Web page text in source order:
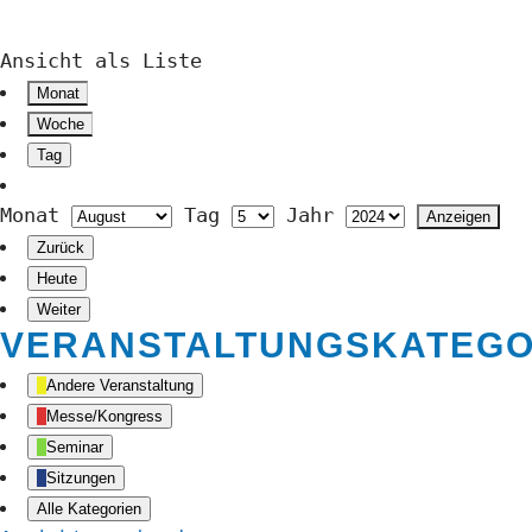
Ansicht als Liste
Monat
Woche
Tag
Monat Tag Jahr
Zurück
Heute
Weiter
Andere Veranstaltung
Messe/Kongress
Seminar
Sitzungen
Alle Kategorien